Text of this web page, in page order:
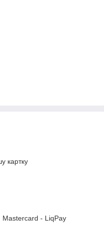
картку
Mastercard - LiqPay